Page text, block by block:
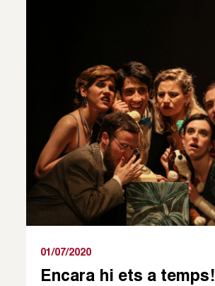
01/07/2020
Encara hi ets a temps!